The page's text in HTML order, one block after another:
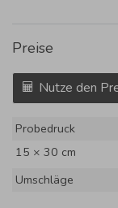
Preise
Nutze den
Probedruck
15 × 30 cm
Umschläge